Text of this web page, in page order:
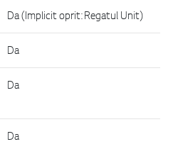
Da (Implicit oprit: Regatul Unit)
Da
Da
Da